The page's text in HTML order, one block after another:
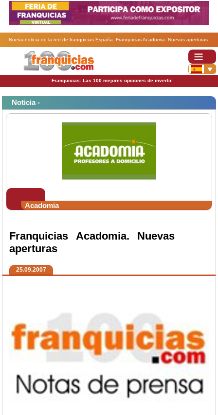
Nueva noticia de la red de franquicias España. Franquicias Acadomia. Nuevas aperturas.
Franquicias. Las 100 mejores opciones de invertir
Noticia -
Acadomia
Franquicias Acadomia. Nuevas
aperturas
25.09.2007